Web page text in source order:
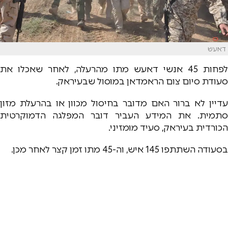
דאעש
לפחות 45 אנשי דאעש מתו מהרעלה, לאחר שאכלו את
סעודת סיום צום הראמדאן במוסול שבעיראק.
עדיין לא ברור האם מדובר בחיסול מכוון או בהרעלת מזון
סתמית. את המידע העביר דובר המפלגה הדמוקרטית
הכורדית בעיראק, סעיד מומזיני.
בסעודה השתתפו 145 איש, וה-45 מתו זמן קצר לאחר מכן.